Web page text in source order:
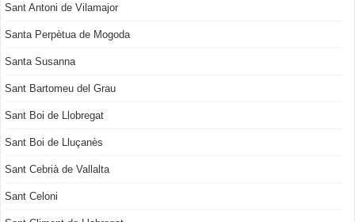
Sant Antoni de Vilamajor
Santa Perpètua de Mogoda
Santa Susanna
Sant Bartomeu del Grau
Sant Boi de Llobregat
Sant Boi de Lluçanès
Sant Cebrià de Vallalta
Sant Celoni